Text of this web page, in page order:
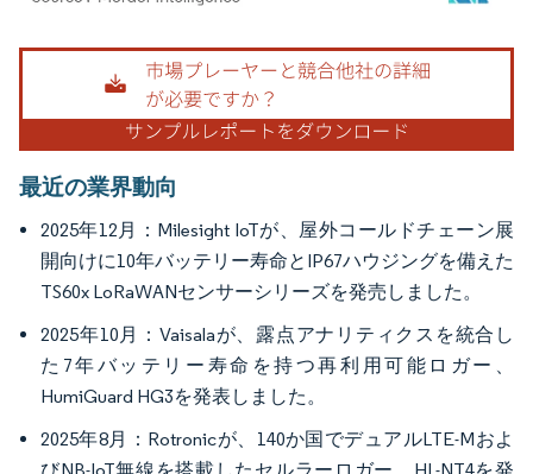
画像 © Mordor Intelligence。再利用にはCC BY 4.0の表示が必要です。
最近の業界動向
2025年12月：Milesight IoTが、屋外コールドチェーン展
開向けに10年バッテリー寿命とIP67ハウジングを備えた
TS60x LoRaWANセンサーシリーズを発売しました。
2025年10月：Vaisalaが、露点アナリティクスを統合し
た7年バッテリー寿命を持つ再利用可能ロガー、
HumiGuard HG3を発表しました。
2025年8月：Rotronicが、140か国でデュアルLTE-Mおよ